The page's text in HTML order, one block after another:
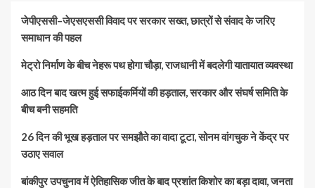
जेपीएससी–जेएसएससी विवाद पर सरकार सख्त, छात्रों से संवाद के जरिए
समाधान की पहल
मेट्रो निर्माण के बीच नेहरू पथ होगा चौड़ा, राजधानी में बदलेगी यातायात व्यवस्था
आठ दिन बाद खत्म हुई सफाईकर्मियों की हड़ताल, सरकार और संघर्ष समिति के
बीच बनी सहमति
26 दिन की भूख हड़ताल पर समझौते का वादा टूटा, सोनम वांगचुक ने केंद्र पर
उठाए सवाल
बांकीपुर उपचुनाव में ऐतिहासिक जीत के बाद प्रशांत किशोर का बड़ा दावा, जनता